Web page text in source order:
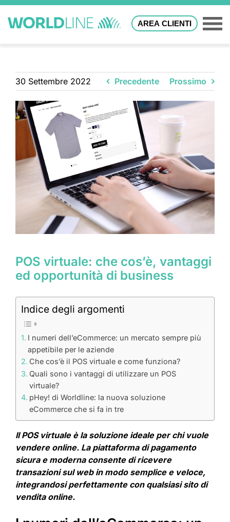
AREA CLIENTI
30 Settembre 2022 Precedente Prossimo
POS virtuale: che cos’è, vantaggi
ed opportunità di business
Indice degli argomenti
I numeri dell’eCommerce: un mercato sempre più
appetibile per le aziende
Che cos’è il POS virtuale e come funziona?
Quali sono i vantaggi di utilizzare un POS
virtuale?
pHey! di Worldline: la nuova soluzione
eCommerce che si fa in tre
Il POS virtuale è la soluzione ideale per chi vuole
vendere online. La piattaforma di pagamento
sicura e moderna consente di ricevere
transazioni sul web in modo semplice e veloce,
integrandosi perfettamente con qualsiasi sito di
vendita online.